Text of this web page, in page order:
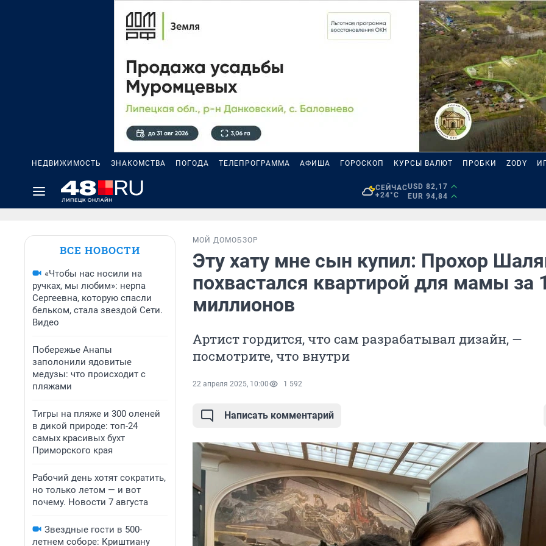
НЕДВИЖИМОСТЬ ЗНАКОМСТВА ПОГОДА ТЕЛЕПРОГРАММА АФИША ГОРОСКОП КУРСЫ ВАЛЮТ ПРОБКИ ZODY
СЕЙЧАС
+24°C
USD 82,17
EUR 94,84
ВСЕ НОВОСТИ
«Чтобы нас носили на
ручках, мы любим»: нерпа
Сергеевна, которую спасли
бельком, стала звездой Сети.
Видео
Побережье Анапы
заполонили ядовитые
медузы: что происходит с
пляжами
Тигры на пляже и 300 оленей
в дикой природе: топ-24
самых красивых бухт
Приморского края
Рабочий день хотят сократить,
но только летом — и вот
почему. Новости 7 августа
Звездные гости в 500-
летнем соборе: Криштиану
МОЙ ДОМОБЗОР
Эту хату мне сын купил: Прохор
похвастался квартирой для мамы за
миллионов
Артист гордится, что сам разрабатывал дизайн, —
посмотрите, что внутри
22 апреля 2025, 10:00 1 592
Написать комментарий